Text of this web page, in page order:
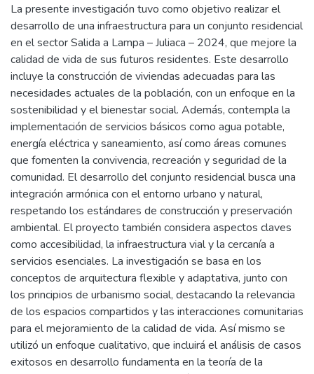
La presente investigación tuvo como objetivo realizar el
desarrollo de una infraestructura para un conjunto residencial
en el sector Salida a Lampa – Juliaca – 2024, que mejore la
calidad de vida de sus futuros residentes. Este desarrollo
incluye la construcción de viviendas adecuadas para las
necesidades actuales de la población, con un enfoque en la
sostenibilidad y el bienestar social. Además, contempla la
implementación de servicios básicos como agua potable,
energía eléctrica y saneamiento, así como áreas comunes
que fomenten la convivencia, recreación y seguridad de la
comunidad. El desarrollo del conjunto residencial busca una
integración armónica con el entorno urbano y natural,
respetando los estándares de construcción y preservación
ambiental. El proyecto también considera aspectos claves
como accesibilidad, la infraestructura vial y la cercanía a
servicios esenciales. La investigación se basa en los
conceptos de arquitectura flexible y adaptativa, junto con
los principios de urbanismo social, destacando la relevancia
de los espacios compartidos y las interacciones comunitarias
para el mejoramiento de la calidad de vida. Así mismo se
utilizó un enfoque cualitativo, que incluirá el análisis de casos
exitosos en desarrollo fundamenta en la teoría de la